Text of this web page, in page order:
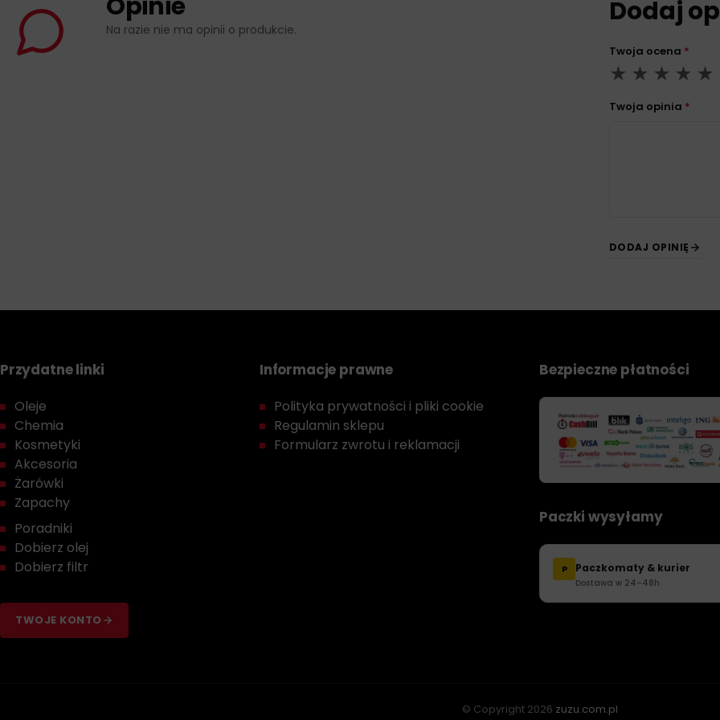
Na razie nie ma opinii o produkcie.
Dodaj
Twoja ocena *
Twoja opinia *
DODAJ OPINIĘ
Przydatne linki
Oleje
Chemia
Kosmetyki
Akcesoria
Żarówki
Zapachy
Poradniki
Dobierz olej
Dobierz filtr
TWOJE KONTO
Informacje prawne
Polityka prywatności i pliki cookie
Regulamin sklepu
Formularz zwrotu i reklamacji
Bezpieczne płatności
Paczki wysyłamy
P Paczkomaty & kurier
Dostawa w 24–48h
© Copyright 2026 zuzu.com.pl